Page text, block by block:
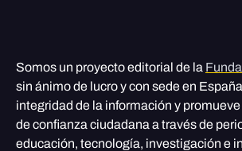
Somos un proyecto editorial de la
sin ánimo de lucro y con sede en
integridad de la información y
de confianza ciudadana a través de
educación, tecnología, investigación e